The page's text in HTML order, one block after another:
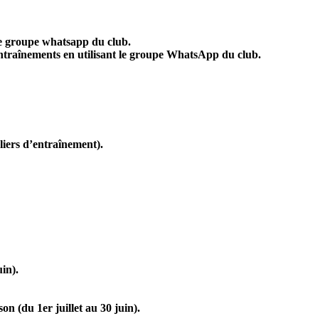
groupe whatsapp du club.
en utilisant le groupe WhatsApp du club.
d’entraînement).
(du 1er juillet au 30 juin).